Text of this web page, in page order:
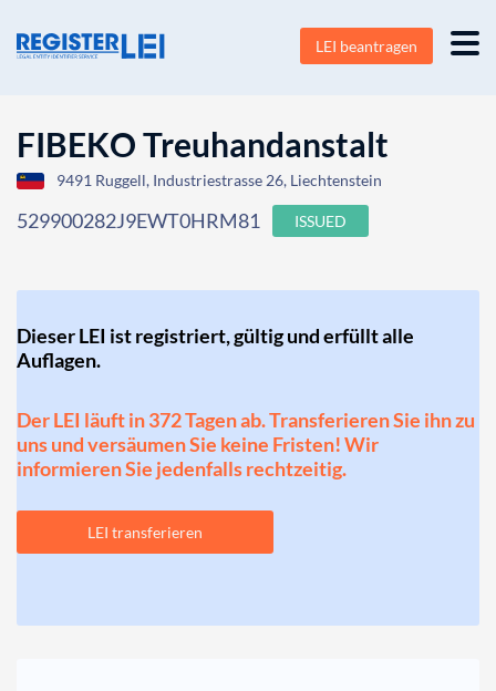
LEI beantragen
FIBEKO Treuhandanstalt
9491 Ruggell, Industriestrasse 26, Liechtenstein
529900282J9EWT0HRM81 ISSUED
Dieser LEI ist registriert, gültig und erfüllt alle
Auflagen.
Der LEI läuft in 372 Tagen ab. Transferieren Sie ihn zu
uns und versäumen Sie keine Fristen! Wir
informieren Sie jedenfalls rechtzeitig.
LEI transferieren